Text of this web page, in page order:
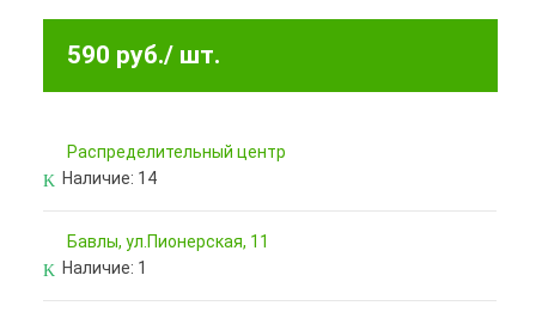
590 руб./ шт.
Pаспределительный центр
Наличие: 14
Бавлы, ул.Пионерская, 11
Наличие: 1